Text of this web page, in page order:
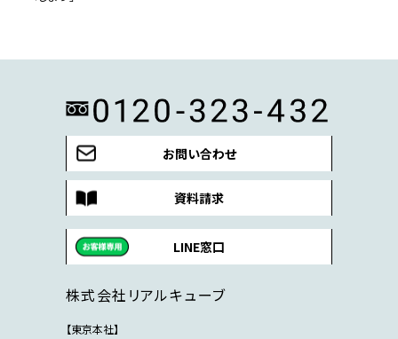
お問い合わせ
資料請求
LINE窓口
株式会社リアルキューブ
【東京本社】